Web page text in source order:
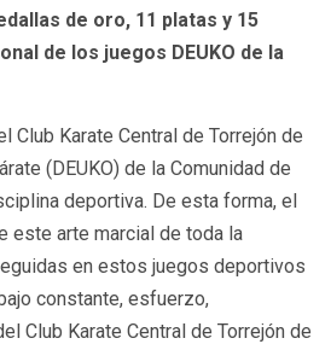
de oro, 11 platas y 15
de los juegos DEUKO de la
Club Karate Central de Torrejón de
(DEUKO) de la Comunidad de
deportiva. De esta forma, el
este arte marcial de toda la
en estos juegos deportivos
constante, esfuerzo,
Club Karate Central de Torrejón de